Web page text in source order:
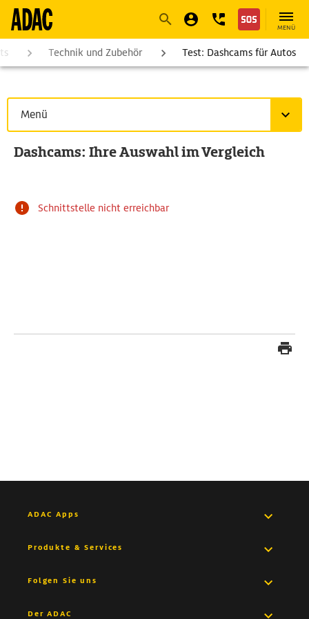
NavigationSuche
MENÜ
Technik und Zubehör Test: Dashcams für Autos
Menü
Dashcams: Ihre Auswahl im Vergleich
Schnittstelle nicht erreichbar
ADAC Apps
Pannenhilfe App
Produkte & Services
Versicherungen
Folgen Sie uns
Facebook
Der ADAC